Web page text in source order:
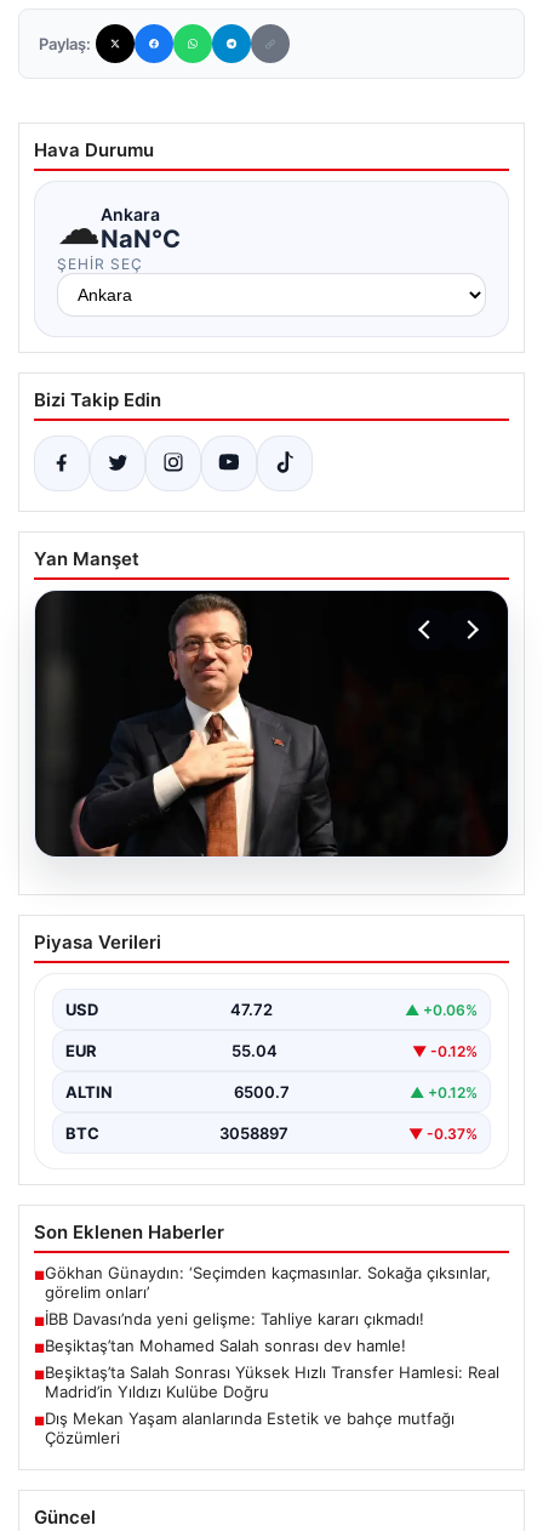
Paylaş:
Hava Durumu
☁Ankara
NaN°C
ŞEHIR SEÇ
Bizi Takip Edin
Yan Manşet
06.08.2026
İBB Davası’nda yeni gelişme: Tahliye
kararı çıkmadı!
Piyasa Verileri
USD 47.72 ▲ +0.06%
EUR 55.04 ▼ -0.12%
ALTIN 6500.7 ▲ +0.12%
BTC 3058897 ▼ -0.37%
Son Eklenen Haberler
■Gökhan Günaydın: ‘Seçimden kaçmasınlar. Sokağa çıksınlar,
görelim onları’
■İBB Davası’nda yeni gelişme: Tahliye kararı çıkmadı!
■Beşiktaş’tan Mohamed Salah sonrası dev hamle!
■Beşiktaş’ta Salah Sonrası Yüksek Hızlı Transfer Hamlesi: Real
Madrid’in Yıldızı Kulübe Doğru
■Dış Mekan Yaşam alanlarında Estetik ve bahçe mutfağı
Çözümleri
Güncel